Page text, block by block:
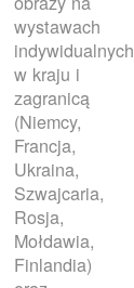
wystawach
indywidualnych
w kraju i
zagranicą
(Niemcy,
Francja,
Ukraina,
Szwajcaria,
Rosja,
Mołdawia,
Finlandia)